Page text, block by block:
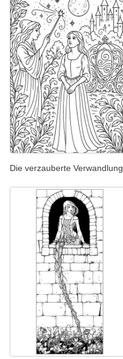
Die verzauberte Verwandlung